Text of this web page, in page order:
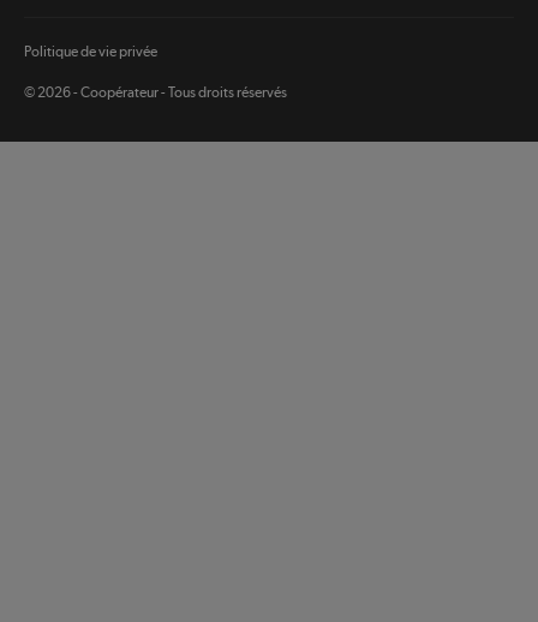
Footer
legal
Politique de vie privée
© 2026 - Coopérateur - Tous droits réservés